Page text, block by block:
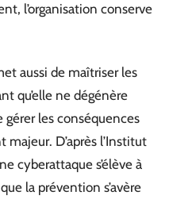
l’organisation conserve
aussi de maîtriser les
qu’elle ne dégénère
les conséquences
majeur. D’après l’Institut
cyberattaque s’élève à
la prévention s’avère